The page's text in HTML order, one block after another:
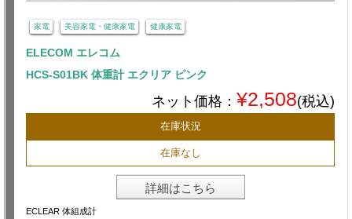
家電 美容家電・健康家電 健康家電
ELECOM エレコム
HCS-S01BK 体重計 エクリア ピンク
ネット価格： ¥2,508(税込)
在庫状況
在庫なし
詳細はこちら
ECLEAR 体組成計